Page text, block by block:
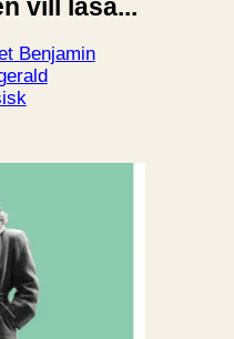
vill läsa...